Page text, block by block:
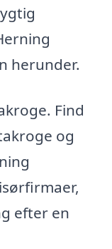
herunder.
Find
og
efter en